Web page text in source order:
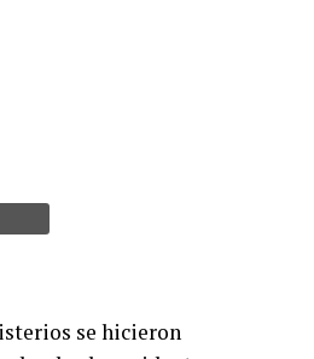
se hicieron